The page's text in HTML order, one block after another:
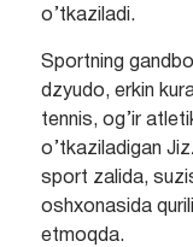
o’tkaziladi.
Sportning
dzyudo, erkin
tennis, og’ir
o’tkaziladigan
sport zalida,
oshxonasida
etmoqda.